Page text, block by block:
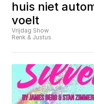
huis niet
voelt
Vrijdag Show
Renk & Justus